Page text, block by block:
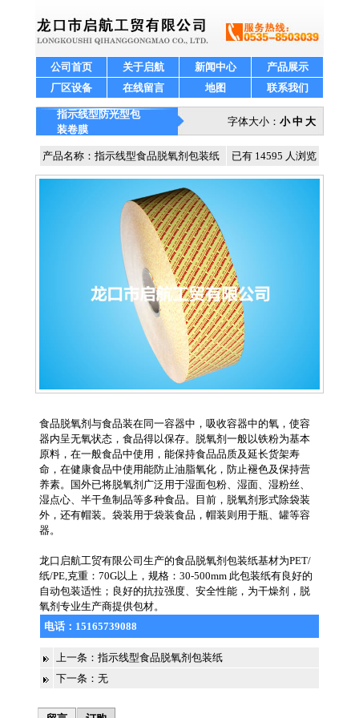
公司首页 关于启航 新闻中心
产品展示
厂区设备
在线留言 地图 联系我们
指示线型防光型包
装卷膜
字体大小： 小 中 大
产品名称：指示线型食品脱氧剂包装纸 已有 14595 人浏览
食品脱氧剂与食品装在同一容器中，吸收容器中的氧，使容
器内呈无氧状态，食品得以保存。脱氧剂一般以铁粉为基本
原料，在一般食品中使用，能保持食品品质及延长货架寿
命，在健康食品中使用能防止油脂氧化，防止褪色及保持营
养素。国外已将脱氧剂广泛用于湿面包粉、湿面、湿粉丝、
湿点心、半干鱼制品等多种食品。目前，脱氧剂形式除袋装
外，还有帽装。袋装用于袋装食品，帽装则用于瓶、罐等容
器。
龙口启航工贸有限公司生产的食品脱氧剂包装纸基材为PET/
纸/PE,克重：70G以上，规格：30-500mm 此包装纸有良好的
自动包装适性；良好的抗拉强度、安全性能，为干燥剂，脱
氧剂专业生产商提供包材。
电话： 15165739088
上一条： 指示线型食品脱氧剂包装纸
下一条：无